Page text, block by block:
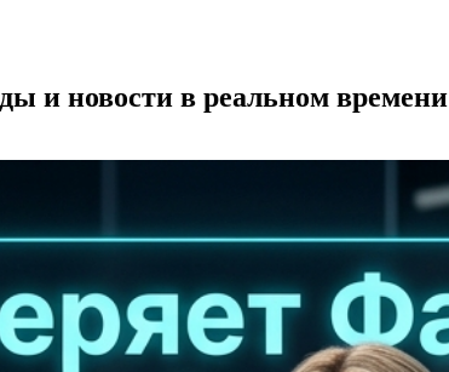
и новости в реальном времени